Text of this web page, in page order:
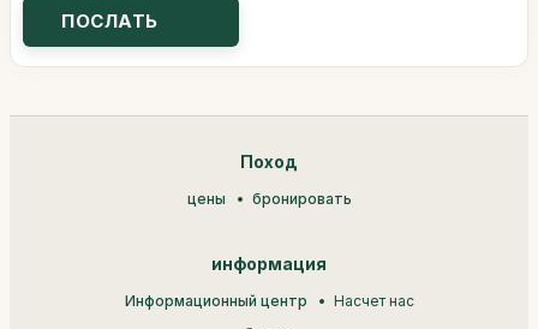
Поход
цены бронировать
информация
Информационный центр Насчет нас